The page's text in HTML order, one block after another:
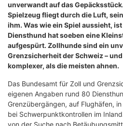
unverwandt auf das
Spielzeug fliegt durch die Luft,
ihm. Was wie ein Spiel aussieht,
Diensthund hat soeben eine
aufgespürt. Zollhunde sind ein
Grenzsicherheit der Schweiz –
komplexer, als die meisten ahnen.
Das Bundesamt für Zoll und
eigenen Angaben rund 80
Grenzübergängen, auf Flughäfen,
bei Schwerpunktkontrollen im